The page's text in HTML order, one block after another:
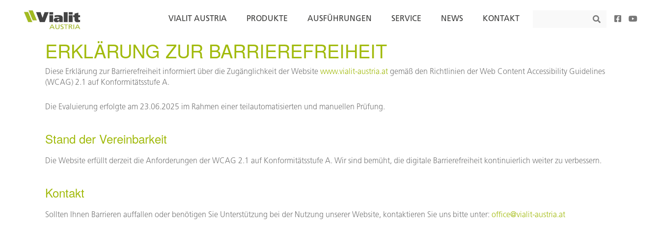
Hauptnavigation
Straßenbau
VIALIT AUSTRIA PRODUKTE AUSFÜHRUNGEN SERVICE NEWS KONTAKT Search
ERKLÄRUNG ZUR BARRIEREFREIHEIT
Diese Erklärung zur Barrierefreiheit informiert über die Zugänglichkeit der Website www.vialit-austria.at gemäß den Richtlinien der Web Content Accessibility Guidelines
(WCAG) 2.1 auf Konformitätsstufe A.
Die Evaluierung erfolgte am 23.06.2025 im Rahmen einer teilautomatisierten und manuellen Prüfung.
Stand der Vereinbarkeit
Die Website erfüllt derzeit die Anforderungen der WCAG 2.1 auf Konformitätsstufe A. Wir sind bemüht, die digitale Barrierefreiheit kontinuierlich weiter zu verbessern.
Kontakt
Sollten Ihnen Barrieren auffallen oder benötigen Sie Unterstützung bei der Nutzung unserer Website, kontaktieren Sie uns bitte unter: office@vialit-austria.at